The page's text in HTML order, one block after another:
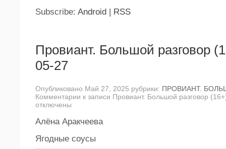
Subscribe: Android | RSS
Провиант. Большой разговор
05-27
Опубликовано Май 27, 2025 рубрики: ПРОВИАНТ.
Комментарии к записи Провиант. Большой разговор
отключены
Алёна Аракчеева
Ягодные соусы